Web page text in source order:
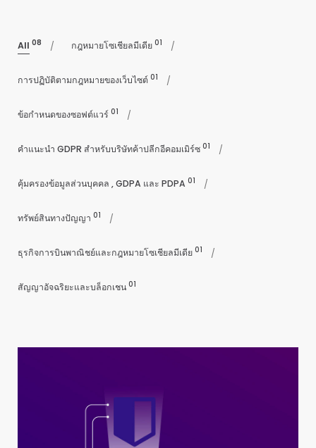
All 08 กฎหมายโซเชียลมีเดีย 01
การปฏิบัติตามกฎหมายของเว็บไซต์ 01
ข้อกำหนดของซอฟต์แวร์ 01
คำแนะนำ GDPR สำหรับบริษัทค้าปลีกอีคอมเมิร์ซ 01
คุ้มครองข้อมูลส่วนบุคคล , GDPA และ PDPA 01
ทรัพย์สินทางปัญญา 01
ธุรกิจการบินพาณิชย์และกฎหมายโซเชียลมีเดีย 01
สัญญาอัจฉริยะและบล็อกเชน 01